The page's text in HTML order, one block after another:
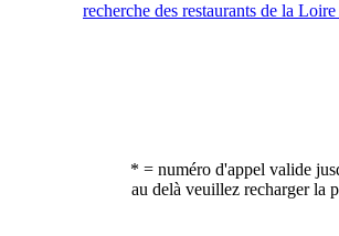
recherche des restaurants de la
* = numéro d'appel valide
au delà veuillez recharger la